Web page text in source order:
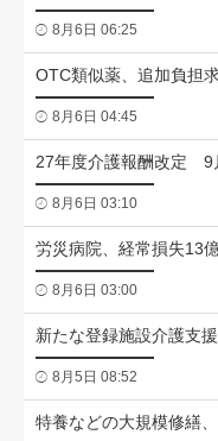
8月6日 06:25
OTC類似薬、追加負担
8月6日 04:45
27年度介護報酬改定 9
8月6日 03:10
労災病院、経常損失13
8月6日 03:00
新たな登録施設介護支
8月5日 08:52
特養などの大規模修繕